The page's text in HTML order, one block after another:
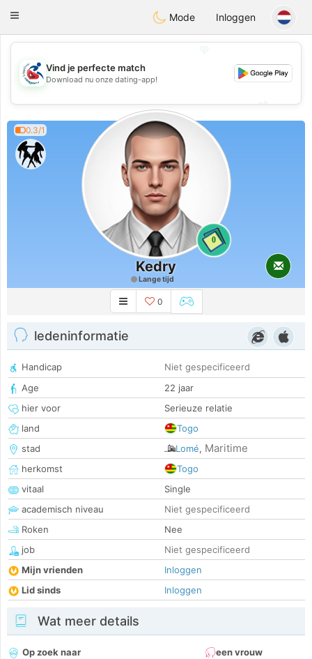
Handi Space
Toggle
Mode Inloggen
💖
💕
💕
Vind je perfecte match
Download nu onze dating-app!
0.3/1
0
Kedry
Lange tijd
0
ledeninformatie
Handicap
Niet gespecificeerd
Age
22 jaar
hier voor
Serieuze relatie
land
Togo
stad
Lomé, Maritime
herkomst
Togo
vitaal
Single
academisch niveau
Niet gespecificeerd
Roken
Nee
job
Niet gespecificeerd
Mijn vrienden
Inloggen
Lid sinds
Inloggen
Wat meer details
Op zoek naar
een vrouw